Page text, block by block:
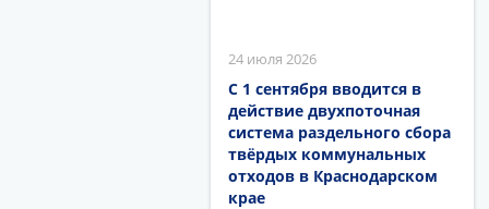
24 июля 2026
С 1 сентября вводится в
действие двухпоточная
система раздельного сбора
твёрдых коммунальных
отходов в Краснодарском
крае